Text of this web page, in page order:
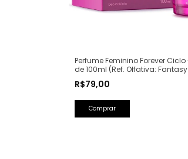
Perfume Feminino Forever
de 100ml (Ref. Olfativa:
R$79,00